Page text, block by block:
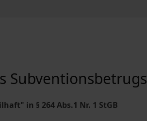
Subventionsbetrugs
in § 264 Abs.1 Nr. 1 StGB